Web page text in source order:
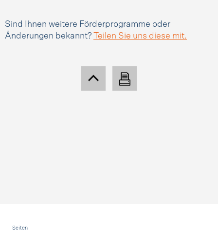
Sind Ihnen weitere Förderprogramme oder
Änderungen bekannt?
Teilen Sie uns diese mit.
Fusszeile
Seiten